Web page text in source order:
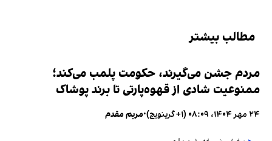
مطالب بیشتر
مردم جشن می‌گیرند، حکومت پلمب می‌کند؛
ممنوعیت شادی از قهوه‌پارتی تا برند پوشاک
۲۴ مهر ۱۴۰۴، ۰۸:۰۹ (‎+۱ گرینویچ) •مریم مقدم